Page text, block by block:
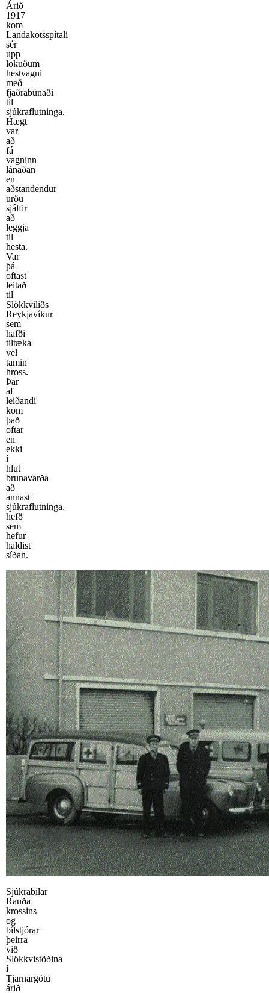
Árið
1917
kom
Landakotsspítali
sér
upp
lokuðum
hestvagni
með
fjaðrabúnaði
til
sjúkraflutninga.
Hægt
var
að
fá
vagninn
lánaðan
en
aðstandendur
urðu
sjálfir
að
leggja
til
hesta.
Var
þá
oftast
leitað
til
Slökkviliðs
Reykjavíkur
sem
hafði
tiltæka
vel
tamin
hross.
Þar
af
leiðandi
kom
það
oftar
en
ekki
í
hlut
brunavarða
að
annast
sjúkraflutninga,
hefð
sem
hefur
haldist
síðan.
Sjúkrabílar
Rauða
krossins
og
bílstjórar
þeirra
við
Slökkvistöðina
í
Tjarnargötu
árið